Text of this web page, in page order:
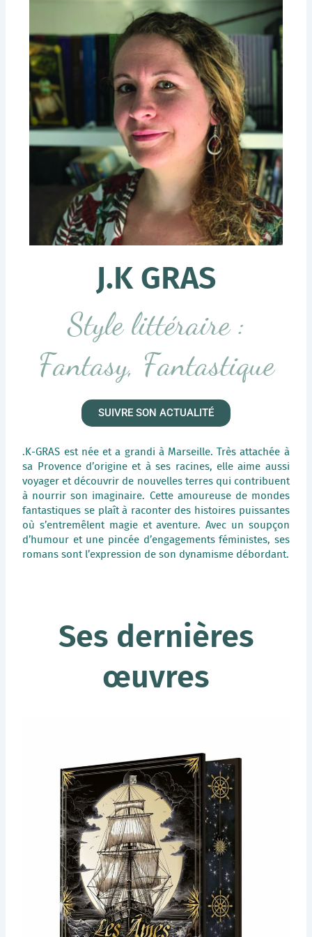
J.K GRAS
Style littéraire :
Fantasy, Fantastique
SUIVRE SON ACTUALITÉ
.K-GRAS est née et a grandi à Marseille. Très attachée à
sa Provence d’origine et à ses racines, elle aime aussi
voyager et découvrir de nouvelles terres qui contribuent
à nourrir son imaginaire. Cette amoureuse de mondes
fantastiques se plaît à raconter des histoires puissantes
où s’entremêlent magie et aventure. Avec un soupçon
d’humour et une pincée d’engagements féministes, ses
romans sont l’expression de son dynamisme débordant.
Ses dernières
œuvres